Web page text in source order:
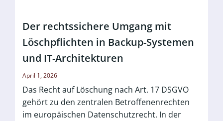
Der rechtssichere Umgang mit
Löschpflichten in Backup-Systemen
und IT-Architekturen
April 1, 2026
Das Recht auf Löschung nach Art. 17 DSGVO
gehört zu den zentralen Betroffenenrechten
im europäischen Datenschutzrecht. In der